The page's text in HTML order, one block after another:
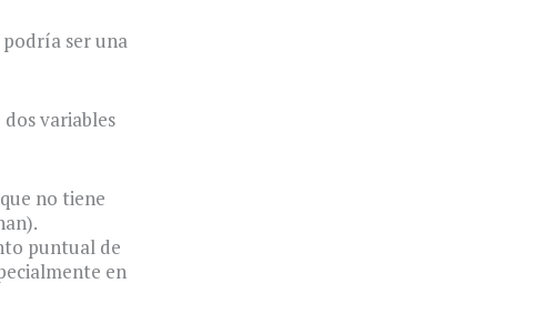
ser una
variables
no tiene
puntual de
en